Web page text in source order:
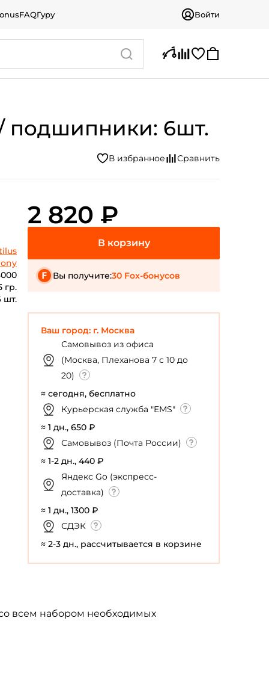
FAQГуру Войти
/ подшипники: 6шт.
гр.
шт.
2 820 ₽
Вы получите:30 Fox-бонусов
Ваш город: г. Москва
Самовывоз из офиса
(Москва, Плеханова 7 с 10 до
20)
≈ сегодня, бесплатно
Курьерская служба "EMS"
≈ 1 дн., 650 ₽
Самовывоз (Почта России)
≈ 1-2 дн., 440 ₽
Яндекс Go (экспресс-
доставка)
≈ 1 дн., 1300 ₽
СДЭК
≈ 2-3 дн., рассчитывается в корзине
всем набором необходимых